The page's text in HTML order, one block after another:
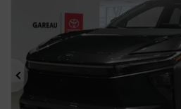
Précédent